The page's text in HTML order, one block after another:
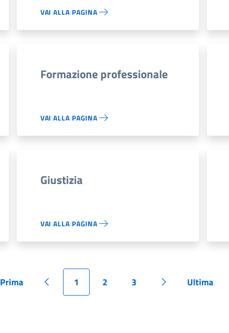
VAI ALLA PAGINA
Formazione professionale
VAI ALLA PAGINA
Giustizia
VAI ALLA PAGINA
Pagina
Prima
Pagina precedente
Pagina
1
Pagina
2
Pagina
3
Pagina successiva
Pagina
Ultima